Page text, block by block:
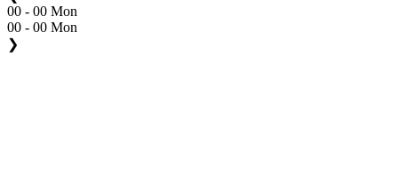
00 - 00 Mon
00 - 00 Mon
❯